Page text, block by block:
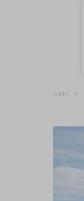
AMV >